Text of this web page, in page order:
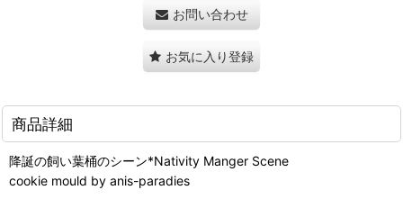
お問い合わせ
お気に入り登録
商品詳細
降誕の飼い葉桶のシーン*Nativity Manger Scene
cookie mould by anis-paradies